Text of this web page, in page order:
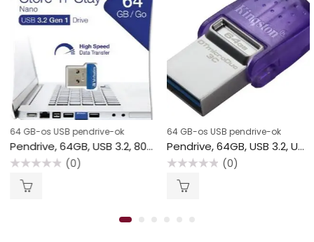
64 GB-os USB pendrive-ok
Pendrive, 64GB, USB 3.2, 80/25MB/s, VERBATIM “Nano”
(0)
64 GB-os USB pendrive-ok
Pendrive, 64GB, USB 3.2, USB/USB-C, KINGSTON “DT MicroDuo 3C”
(0)